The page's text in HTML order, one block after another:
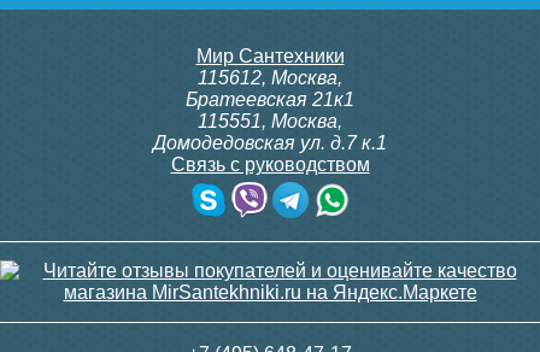
Мир Сантехники
115612, Москва,
Братеевская 21к1
115551, Москва,
Домодедовская ул. д.7 к.1
Связь с руководством